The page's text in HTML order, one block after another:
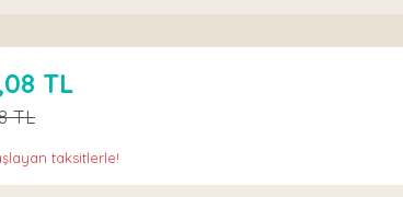
TL
TL
taksitlerle!